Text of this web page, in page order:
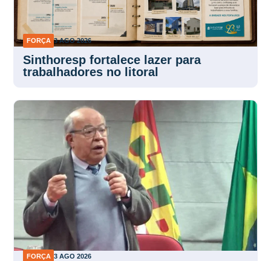
FORÇA 3 AGO 2026
Sinthoresp fortalece lazer para
trabalhadores no litoral
FORÇA 3 AGO 2026